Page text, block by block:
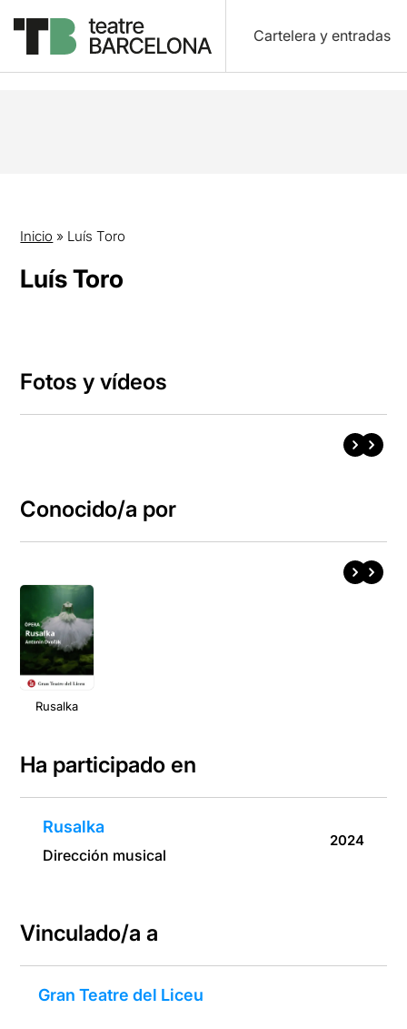
Cartelera y entradas
Inicio » Luís Toro
Luís Toro
Fotos y vídeos
Conocido/a por
Rusalka
Ha participado en
Rusalka
Dirección musical
2024
Vinculado/a a
Gran Teatre del Liceu